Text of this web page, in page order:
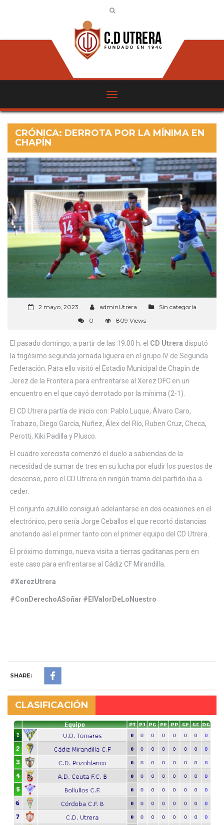
CRÓNICA: DERROTA POR LA MÍNIMA EN
CHAPÍN
2 mayo, 2023 adminUtrera
Sin categoría
0
809 Views
El pasado domingo, a partir de las 19:00 h. el CD Utrera disputó
la trigésimo segunda jornada liguera en el grupo IV de Segunda
Federación. Para ello visitó el Estadio Municipal de Chapín de
Jerez de la Frontera para enfrentarse al Xerez DFC en un
encuentro en el que cayó derrotado por la mínima (2-1).
El CD Utrera partía de inicio con: Pablo Luque, Álvaro Caro,
Trabazo, Diego García, Nuñez, Álex del Río, Ruben Cruz, Checa,
Perotti, Kiki Padilla y Plusco.
El cuadro xerecista comenzó el duelo a sabiendas de la
necesidad de sumar de tres en su lucha por eludir los puestos de
descenso, pero el CD Utrera en ningún tramo del partido iba a
ceder.
El conjunto azulillo consiguió adelantarse en dos ocasiones en el
electrónico, pero sería Jorge Ceballos el que recortó distancias
anotando así el primer tanto con el primer equipo del CD Utrera.
El próximo domingo, nueva visita a tierras gaditanas pero en
este caso para enfrentarse al Cádiz CF Mirandilla.
#XerezUtrera
#ConDerechoASoñar #ElValorDeLoNuestro
SHARE:
CLASIFICACIÓN